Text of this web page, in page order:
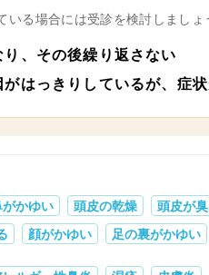
いる場合には受診を検討しましょ
、その後繰り返さない
はっきりしているが、症
がかゆい 頭皮の乾燥
頭皮が
顔がかゆい 足の裏がかゆい